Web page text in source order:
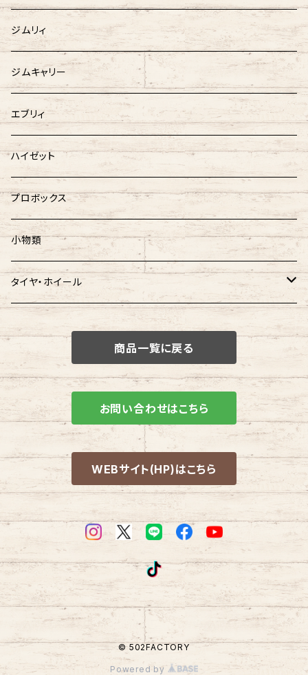
ジムリィ
ジムキャリー
エブリィ
ハイゼット
プロボックス
小物類
タイヤ・ホイール
ホイール
ホイールタイヤ SET
商品一覧に戻る
お問い合わせはこちら
WEBサイト(HP)はこちら
© 502FACTORY
Powered by